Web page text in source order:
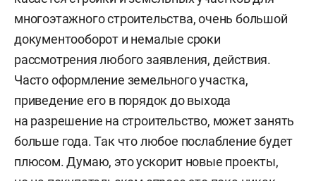
многоэтажного строительства, очень большой
документооборот и немалые сроки
рассмотрения любого заявления, действия.
Часто оформление земельного участка,
приведение его в порядок до выхода
на разрешение на строительство, может занять
больше года. Так что любое послабление будет
плюсом. Думаю, это ускорит новые проекты,